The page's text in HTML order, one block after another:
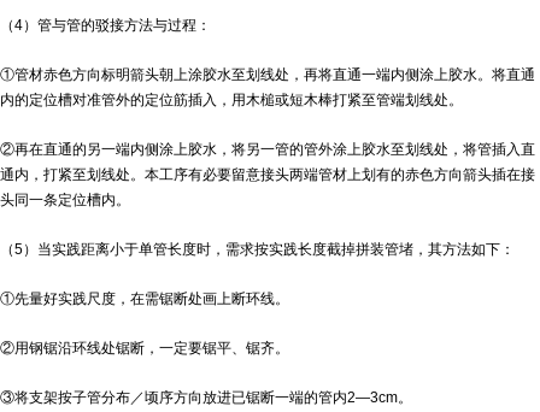
（4）管与管的驳接方法与过程：
①管材赤色方向标明箭头朝上涂胶水至划线处，再将直通一端内侧涂上胶水。将直通
内的定位槽对准管外的定位筋插入，用木槌或短木棒打紧至管端划线处。
②再在直通的另一端内侧涂上胶水，将另一管的管外涂上胶水至划线处，将管插入直
通内，打紧至划线处。本工序有必要留意接头两端管材上划有的赤色方向箭头插在接
头同一条定位槽内。
（5）当实践距离小于单管长度时，需求按实践长度截掉拼装管堵，其方法如下：
①先量好实践尺度，在需锯断处画上断环线。
②用钢锯沿环线处锯断，一定要锯平、锯齐。
③将支架按子管分布／顷序方向放进已锯断一端的管内2—3cm。